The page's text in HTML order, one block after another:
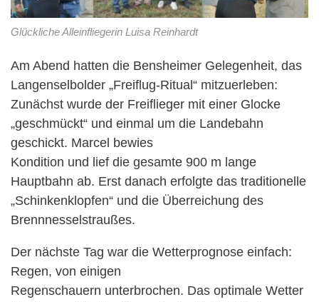
Glückliche Alleinfliegerin Luisa Reinhardt
Am Abend hatten die Bensheimer Gelegenheit, das
Langenselbolder „Freiflug-Ritual“ mitzuerleben:
Zunächst wurde der Freiflieger mit einer Glocke
„geschmückt“ und einmal um die Landebahn
geschickt. Marcel bewies
Kondition und lief die gesamte 900 m lange
Hauptbahn ab. Erst danach erfolgte das traditionelle
„Schinkenklopfen“ und die Überreichung des
Brennnesselstraußes.
Der nächste Tag war die Wetterprognose einfach:
Regen, von einigen
Regenschauern unterbrochen. Das optimale Wetter